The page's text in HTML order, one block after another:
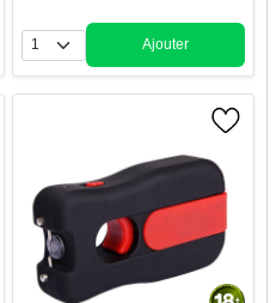
Quantité
Ajouter